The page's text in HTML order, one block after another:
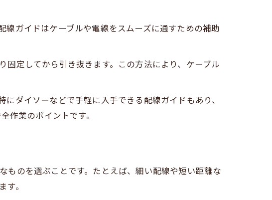
ガイドはケーブルや電線をスムーズに通すための補助
定してから引き抜きます。この方法により、ケーブル
ダイソーなどで手軽に入手できる配線ガイドもあり、
作業のポイントです。
のを選ぶことです。たとえば、細い配線や短い距離な
。